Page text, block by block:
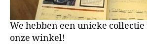
We hebben een unieke
onze winkel!